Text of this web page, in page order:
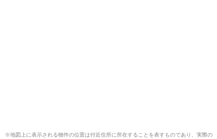
※地図上に表示される物件の位置は付近住所に所在することを表すものであり、実際の